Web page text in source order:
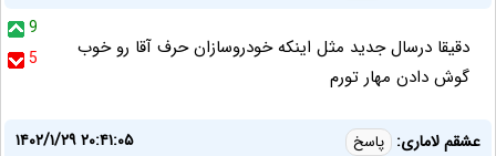
9
5
دقیقا درسال جدید مثل اینکه خودروسازان حرف آقا رو خوب
گوش دادن مهار تورم
عشقم لاماری: پاسخ
۱۴۰۲/۱/۲۹ ۲۰:۴۱:۰۵